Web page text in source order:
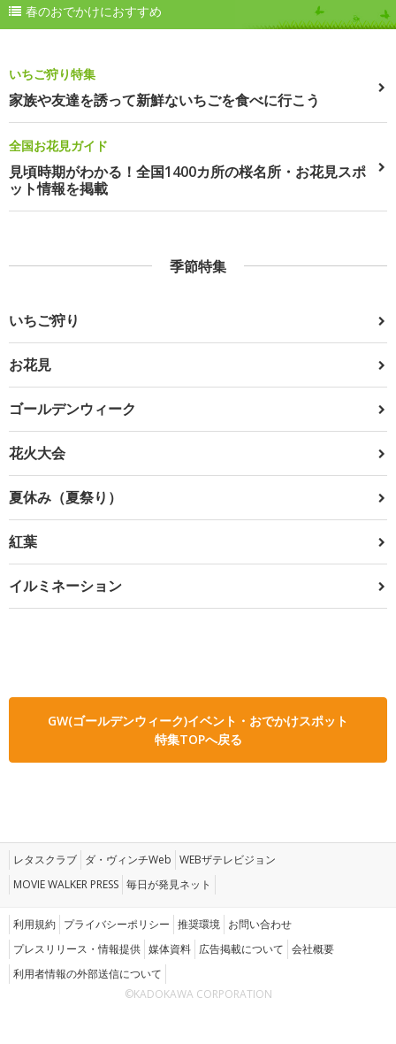
春のおでかけにおすすめ
いちご狩り特集
家族や友達を誘って新鮮ないちごを食べに行こう
全国お花見ガイド
見頃時期がわかる！全国1400カ所の桜名所・お花見スポ
ット情報を掲載
季節特集
いちご狩り
お花見
ゴールデンウィーク
花火大会
夏休み（夏祭り）
紅葉
イルミネーション
GW(ゴールデンウィーク)イベント・おでかけスポット
特集TOPへ戻る
レタスクラブ ダ・ヴィンチWeb WEBザテレビジョン
MOVIE WALKER PRESS 毎日が発見ネット
利用規約 プライバシーポリシー 推奨環境 お問い合わせ
プレスリリース・情報提供 媒体資料 広告掲載について 会社概要
利用者情報の外部送信について
©KADOKAWA CORPORATION